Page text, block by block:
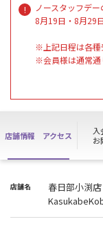
ノースタッフデ
8月19日・8月29
※上記日程は各種
※会員様は通常通
※清掃はスタッ
スタッフ受付時
受付時間10：00
※17時以降はス
店舗情報 アクセス
入
お
店舗名
春日部小渕店